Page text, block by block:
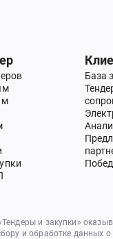
База
и закупки»
и обработке данных